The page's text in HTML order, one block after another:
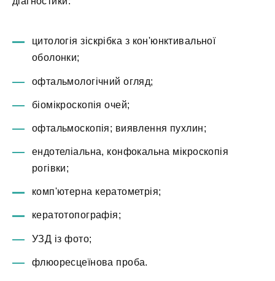
цитологія зіскрібка з кон'юнктивальної
оболонки;
офтальмологічний огляд;
біомікроскопія очей;
офтальмоскопія; виявлення пухлин;
ендотеліальна, конфокальна мікроскопія
рогівки;
комп'ютерна кератометрія;
кератотопографія;
УЗД із фото;
флюоресцеїнова проба.